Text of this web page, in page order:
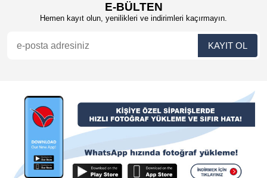
E-BÜLTEN
Hemen kayıt olun, yenilikleri ve indirimleri kaçırmayın.